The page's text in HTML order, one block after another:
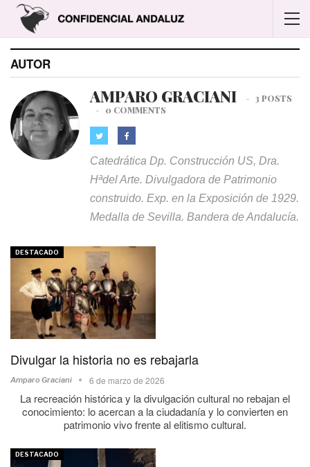
AUTOR
AMPARO GRACIANI
3 POSTS
0 COMMENTS
Catedrática Dp. Construcción US, Dra.
Hªdel Arte. Divulgadora de Patrimonio
construido. Exp. en la Exposición de 1929.
Medalla de Sevilla. Bandera de Andalucía.
DESTACADO
Divulgar la historia no es rebajarla
Amparo Graciani 6 de marzo de 2026
La recreación histórica y la divulgación cultural no rebajan el
conocimiento: lo acercan a la ciudadanía y lo convierten en
patrimonio vivo frente al elitismo cultural.
DESTACADO